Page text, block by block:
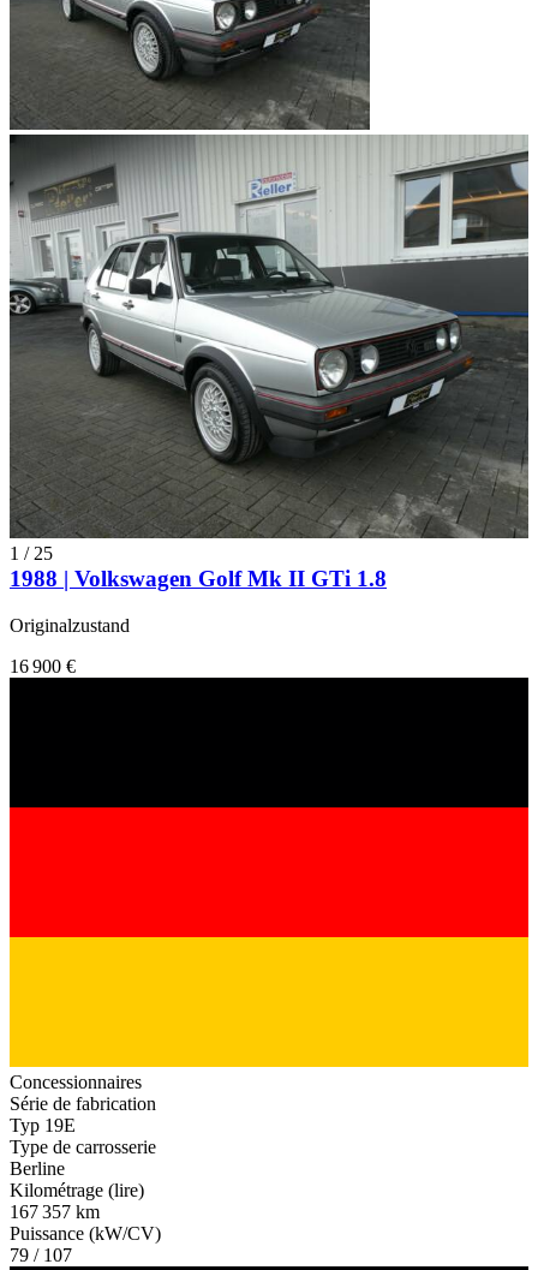
1 / 25
1988 | Volkswagen Golf Mk II GTi 1.8
Originalzustand
16 900 €
Concessionnaires
Série de fabrication
Typ 19E
Type de carrosserie
Berline
Kilométrage (lire)
167 357 km
Puissance (kW/CV)
79 / 107